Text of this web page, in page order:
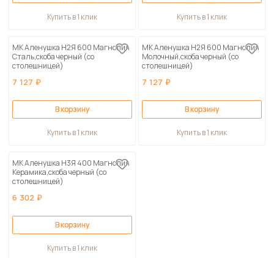
Купить в 1 клик Купить в 1 клик
МК Аленушка Н2Я 600 Магнолия
Сталь,скоба черный (со
столешницей)
7 127 ₽
В корзину
Купить в 1 клик
МК Аленушка Н2Я 600 Магнолия
Молочный,скоба черный (со
столешницей)
7 127 ₽
В корзину
Купить в 1 клик
МК Аленушка Н3Я 400 Магнолия
Керамика,скоба черный (со
столешницей)
6 302 ₽
В корзину
Купить в 1 клик